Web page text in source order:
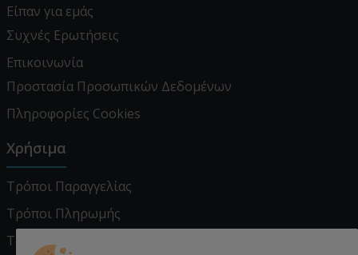
Είπαν για εμάς
Συχνές Ερωτήσεις
Επικοινωνία
Προστασία Προσωπικών Δεδομένων
Πληροφορίες Cookies
Χρήσιμα
Τρόποι Παραγγελίας
Τρόποι Πληρωμής
Τρόποι Αποστολής